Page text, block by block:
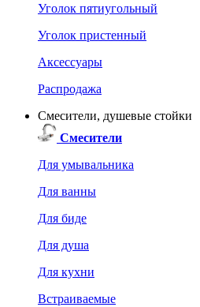
Уголок пятиугольный
Уголок пристенный
Аксессуары
Распродажа
Смесители, душевые стойки
Смесители
Для умывальника
Для ванны
Для биде
Для душа
Для кухни
Встраиваемые